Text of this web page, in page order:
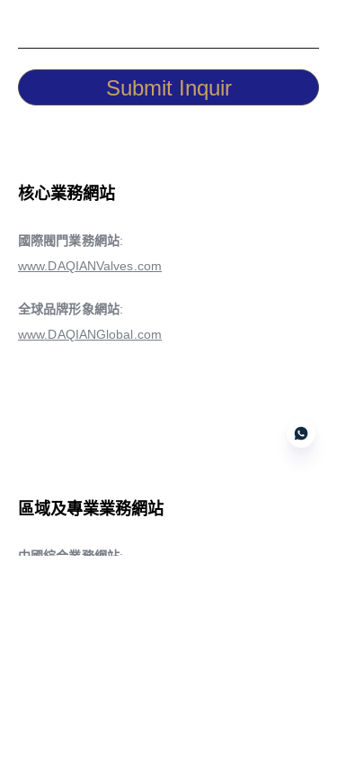
Submit Inquir
核心業務網站
國際閥門業務網站:
www.DAQIANValves.com
全球品牌形象網站:
www.DAQIANGlobal.com
區域及專業業務網站
中國綜合業務網站: